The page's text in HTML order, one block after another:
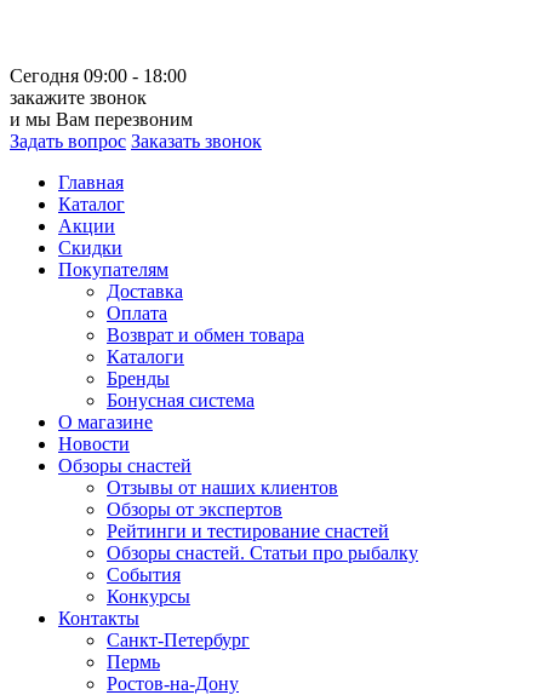
Сегодня 09:00 - 18:00
закажите звонок
и мы Вам перезвоним
Задать вопрос Заказать звонок
Главная
Каталог
Акции
Скидки
Покупателям
Доставка
Оплата
Возврат и обмен товара
Каталоги
Бренды
Бонусная система
О магазине
Новости
Обзоры снастей
Отзывы от наших клиентов
Обзоры от экспертов
Рейтинги и тестирование снастей
Обзоры снастей. Статьи про рыбалку
События
Конкурсы
Контакты
Санкт-Петербург
Пермь
Ростов-на-Дону